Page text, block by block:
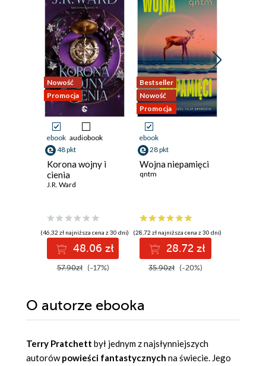
Nowość
Promocja
ebook audiobook
48 pkt
Korona wojny i
cienia
J.R. Ward
(46,32 zł najniższa cena z 30 dni)
48.06 zł
57.90zł (-17%)
Bestseller
Nowość
Promocja
ebook
28 pkt
Wojna niepamięci
qntm
(28,72 zł najniższa cena z 30 dni)
28.72 zł
35.90zł (-20%)
O autorze ebooka
Terry Pratchett był jednym z najsłynniejszych
autorówpowieści fantastycznych na świecie. Jego